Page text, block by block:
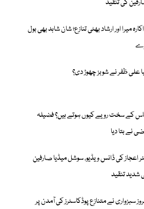
کی تنقید
میرا اور ارشاد بھٹی تنازع؛ شان شاہد بھی بول
علی ظفر نے شوبز چھوڑ دی؟
کے سخت رویے کیوں ہوتے ہیں؟ فضیلہ
نے بتا دیا
اعجاز کی ڈانس ویڈیو، سوشل میڈیا صارفین
شدید تنقید
سبزواری نے متنازع پوڈکاسٹرز کی آمدن پر